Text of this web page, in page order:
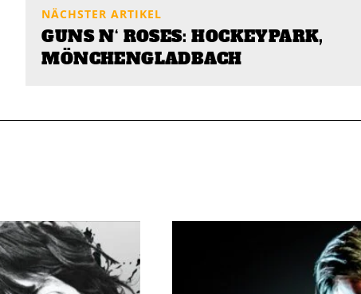
NÄCHSTER ARTIKEL
GUNS N‘ ROSES: HOCKEYPARK,
MÖNCHENGLADBACH